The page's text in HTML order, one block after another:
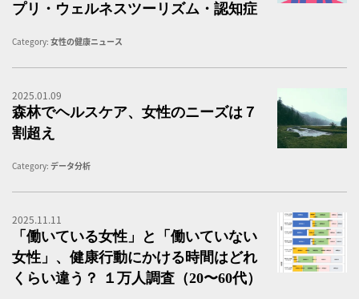
プリ・ウェルネスツーリズム・認知症
Category: 女性の健康ニュース
2025.01.09
森林でヘルスケア、女性のニーズは７
割超え
Category: データ分析
2025.11.11
「働いている女性」と「働いていない
女性」、健康行動にかける時間はどれ
くらい違う？ １万人調査（20〜60代）